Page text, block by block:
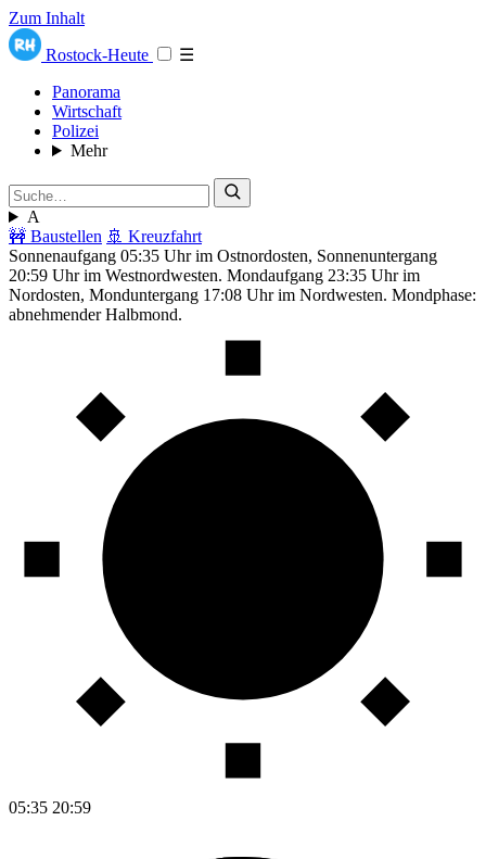
Zum Inhalt
Rostock-Heute
☰
Panorama
Wirtschaft
Polizei
Mehr
A
🚧 Baustellen 🚢 Kreuzfahrt
Sonnenaufgang 05:35 Uhr im Ostnordosten, Sonnenuntergang
20:59 Uhr im Westnordwesten. Mondaufgang 23:35 Uhr im
Nordosten, Monduntergang 17:08 Uhr im Nordwesten. Mondphase:
abnehmender Halbmond.
05:35 20:59